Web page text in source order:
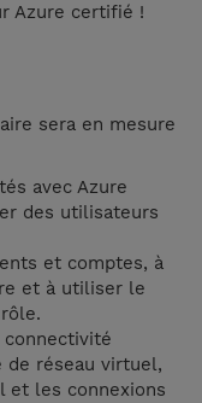
Azure certifié !
sera en mesure
avec Azure
des utilisateurs
et comptes, à
et à utiliser le
de réseau virtuel,
et les connexions